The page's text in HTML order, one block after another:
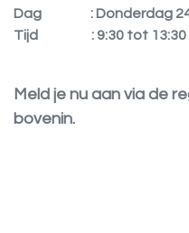
Dag
​: Donderdag
Tijd
​: 9:30 tot 13:30
Meld je nu aan via de
bovenin.